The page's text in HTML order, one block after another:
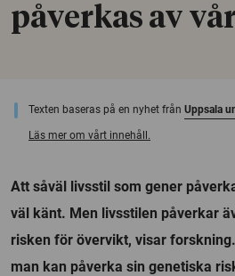
påverkas av
Texten baseras på en nyhet från Uppsala
Läs mer om vårt innehåll.
Att såväl livsstil som gener
väl känt. Men livsstilen påverkar
risken för övervikt, visar
man kan påverka sin genetiska